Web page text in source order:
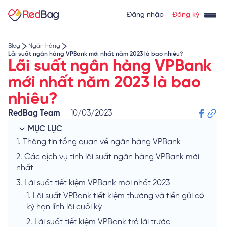
Đăng nhập Đăng ký
Tính lãi vay
Về chúng tôi
Blog
Ngân hàng
Lãi suất ngân hàng VPBank mới nhất năm 2023 là bao nhiêu?
Lãi suất ngân hàng VPBank
mới nhất năm 2023 là bao
nhiêu?
RedBag Team
10/03/2023
MỤC LỤC
1.
Thông tin tổng quan về ngân hàng VPBank
2. Các dịch vụ tính lãi suất ngân hàng VPBank mới
nhất
3. Lãi suất tiết kiệm VPBank mới nhất 2023
1. Lãi suất VPBank tiết kiệm thường và tiền gửi có
kỳ hạn lĩnh lãi cuối kỳ
2. Lãi suất tiết kiệm VPBank trả lãi trước